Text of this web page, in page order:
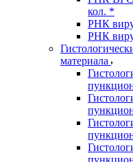
кол. *
РНК
РНК
материала